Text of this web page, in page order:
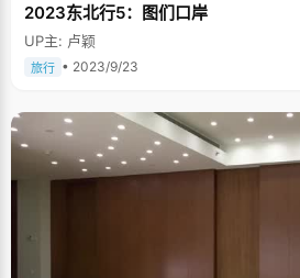
2023东北行5：图们口岸
UP主: 卢颖
旅行 • 2023/9/23